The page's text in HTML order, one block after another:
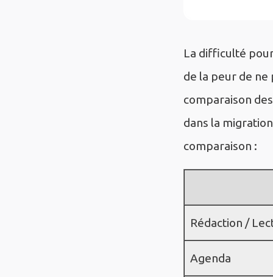
La difficulté
de la peur de
comparaison
dans la
comparaison :
Rédaction /
Agenda